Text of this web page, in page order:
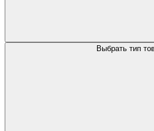
Выбрать тип